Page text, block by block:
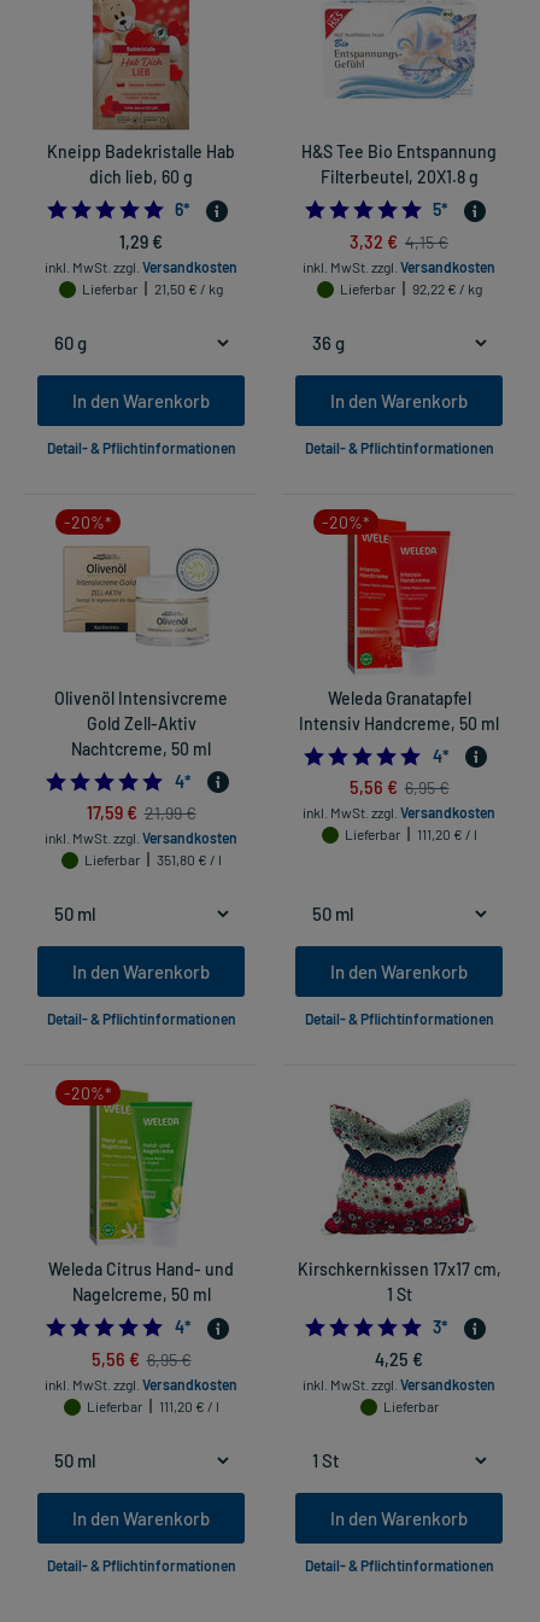
Kneipp Badekristalle Hab
dich lieb, 60 g
4.833333333333333
6*
1,29 €
inkl. MwSt. zzgl. Versandkosten
Lieferbar
21,50 € / kg
In den Warenkorb
Detail- & Pflichtinformationen
H&S Tee Bio Entspannung
Filterbeutel, 20X1.8 g
4.8
5*
3,32 € 4,15 €
inkl. MwSt. zzgl. Versandkosten
Lieferbar
92,22 € / kg
In den Warenkorb
Detail- & Pflichtinformationen
-20%*
Olivenöl Intensivcreme
Gold Zell-Aktiv
Nachtcreme, 50 ml
4.75
4*
17,59 € 21,99 €
inkl. MwSt. zzgl. Versandkosten
Lieferbar
351,80 € / l
In den Warenkorb
Detail- & Pflichtinformationen
-20%*
Weleda Granatapfel
Intensiv Handcreme, 50 ml
5.0
4*
5,56 € 6,95 €
inkl. MwSt. zzgl. Versandkosten
Lieferbar
111,20 € / l
In den Warenkorb
Detail- & Pflichtinformationen
-20%*
Weleda Citrus Hand- und
Nagelcreme, 50 ml
4.75
4*
5,56 € 6,95 €
inkl. MwSt. zzgl. Versandkosten
Lieferbar
111,20 € / l
In den Warenkorb
Detail- & Pflichtinformationen
Kirschkernkissen 17x17 cm,
1 St
5.0
3*
4,25 €
inkl. MwSt. zzgl. Versandkosten
Lieferbar
In den Warenkorb
Detail- & Pflichtinformationen